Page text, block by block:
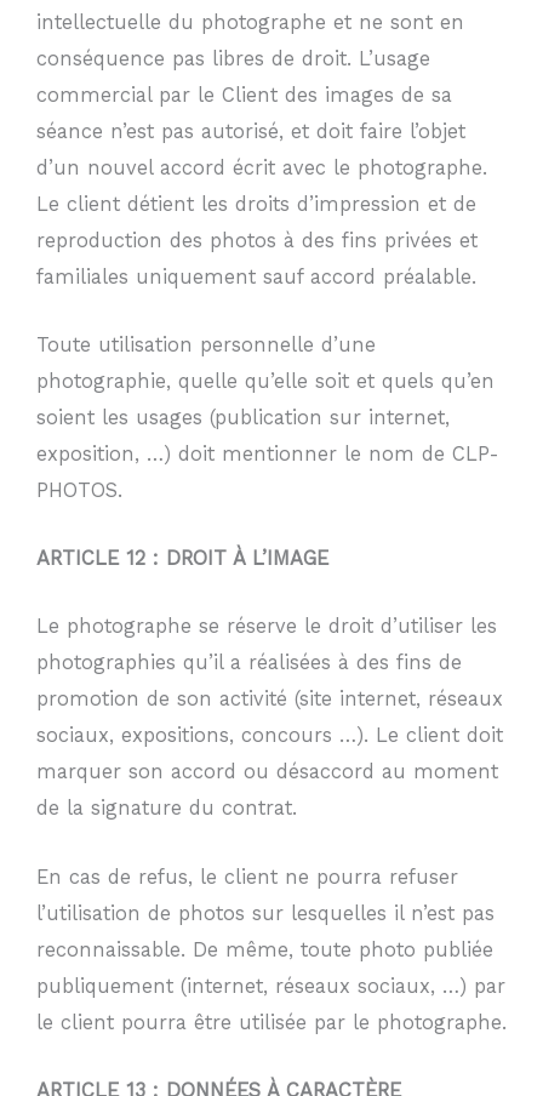
intellectuelle du photographe et ne sont en
conséquence pas libres de droit. L’usage
commercial par le Client des images de sa
séance n’est pas autorisé, et doit faire l’objet
d’un nouvel accord écrit avec le photographe.
Le client détient les droits d’impression et de
reproduction des photos à des fins privées et
familiales uniquement sauf accord préalable.
Toute utilisation personnelle d’une
photographie, quelle qu’elle soit et quels qu’en
soient les usages (publication sur internet,
exposition, …) doit mentionner le nom de CLP-
PHOTOS.
ARTICLE 12 : DROIT À L’IMAGE
Le photographe se réserve le droit d’utiliser les
photographies qu’il a réalisées à des fins de
promotion de son activité (site internet, réseaux
sociaux, expositions, concours …). Le client doit
marquer son accord ou désaccord au moment
de la signature du contrat.
En cas de refus, le client ne pourra refuser
l’utilisation de photos sur lesquelles il n’est pas
reconnaissable. De même, toute photo publiée
publiquement (internet, réseaux sociaux, …) par
le client pourra être utilisée par le photographe.
ARTICLE 13 : DONNÉES À CARACTÈRE